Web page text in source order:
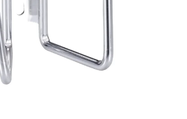
SPORT FAVORIT DÁMSKÝ
BIKE BY WAKARY
27 800 Kč